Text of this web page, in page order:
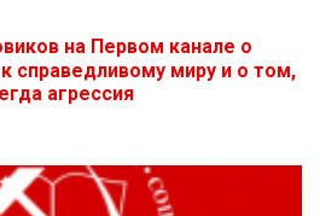
на Первом канале о
справедливому миру и о том,
агрессия